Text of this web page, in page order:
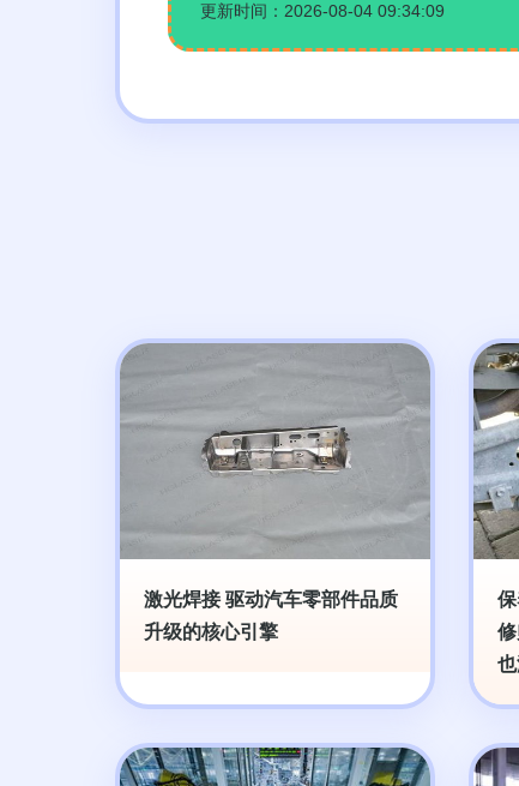
更新时间：2026-08-04 09:34:09
激光焊接 驱动汽车零部件品质
升级的核心引擎
也